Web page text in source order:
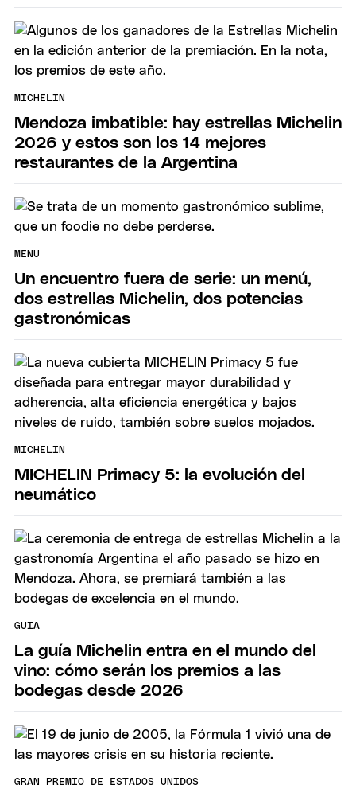
MICHELIN
Mendoza imbatible: hay estrellas Michelin
2026 y estos son los 14 mejores
restaurantes de la Argentina
MENU
Un encuentro fuera de serie: un menú,
dos estrellas Michelin, dos potencias
gastronómicas
MICHELIN
MICHELIN Primacy 5: la evolución del
neumático
GUIA
La guía Michelin entra en el mundo del
vino: cómo serán los premios a las
bodegas desde 2026
GRAN PREMIO DE ESTADOS UNIDOS